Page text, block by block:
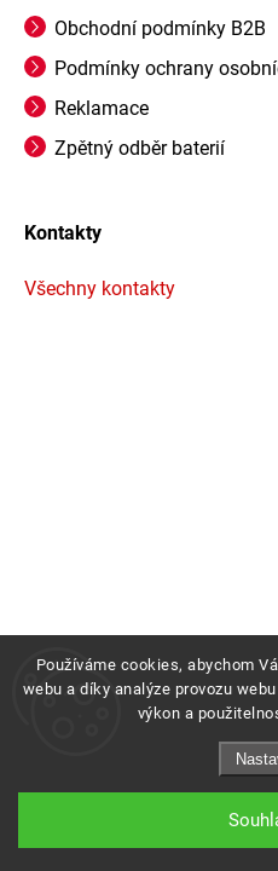
Používáme cookies, abychom
webu a díky analýze provozu
výkon a
Obchodní podmínky B2B
Podmínky ochrany
Reklamace
Zpětný odběr baterií
Kontakty
Všechny kontakty
Grafický návrh vytvořil